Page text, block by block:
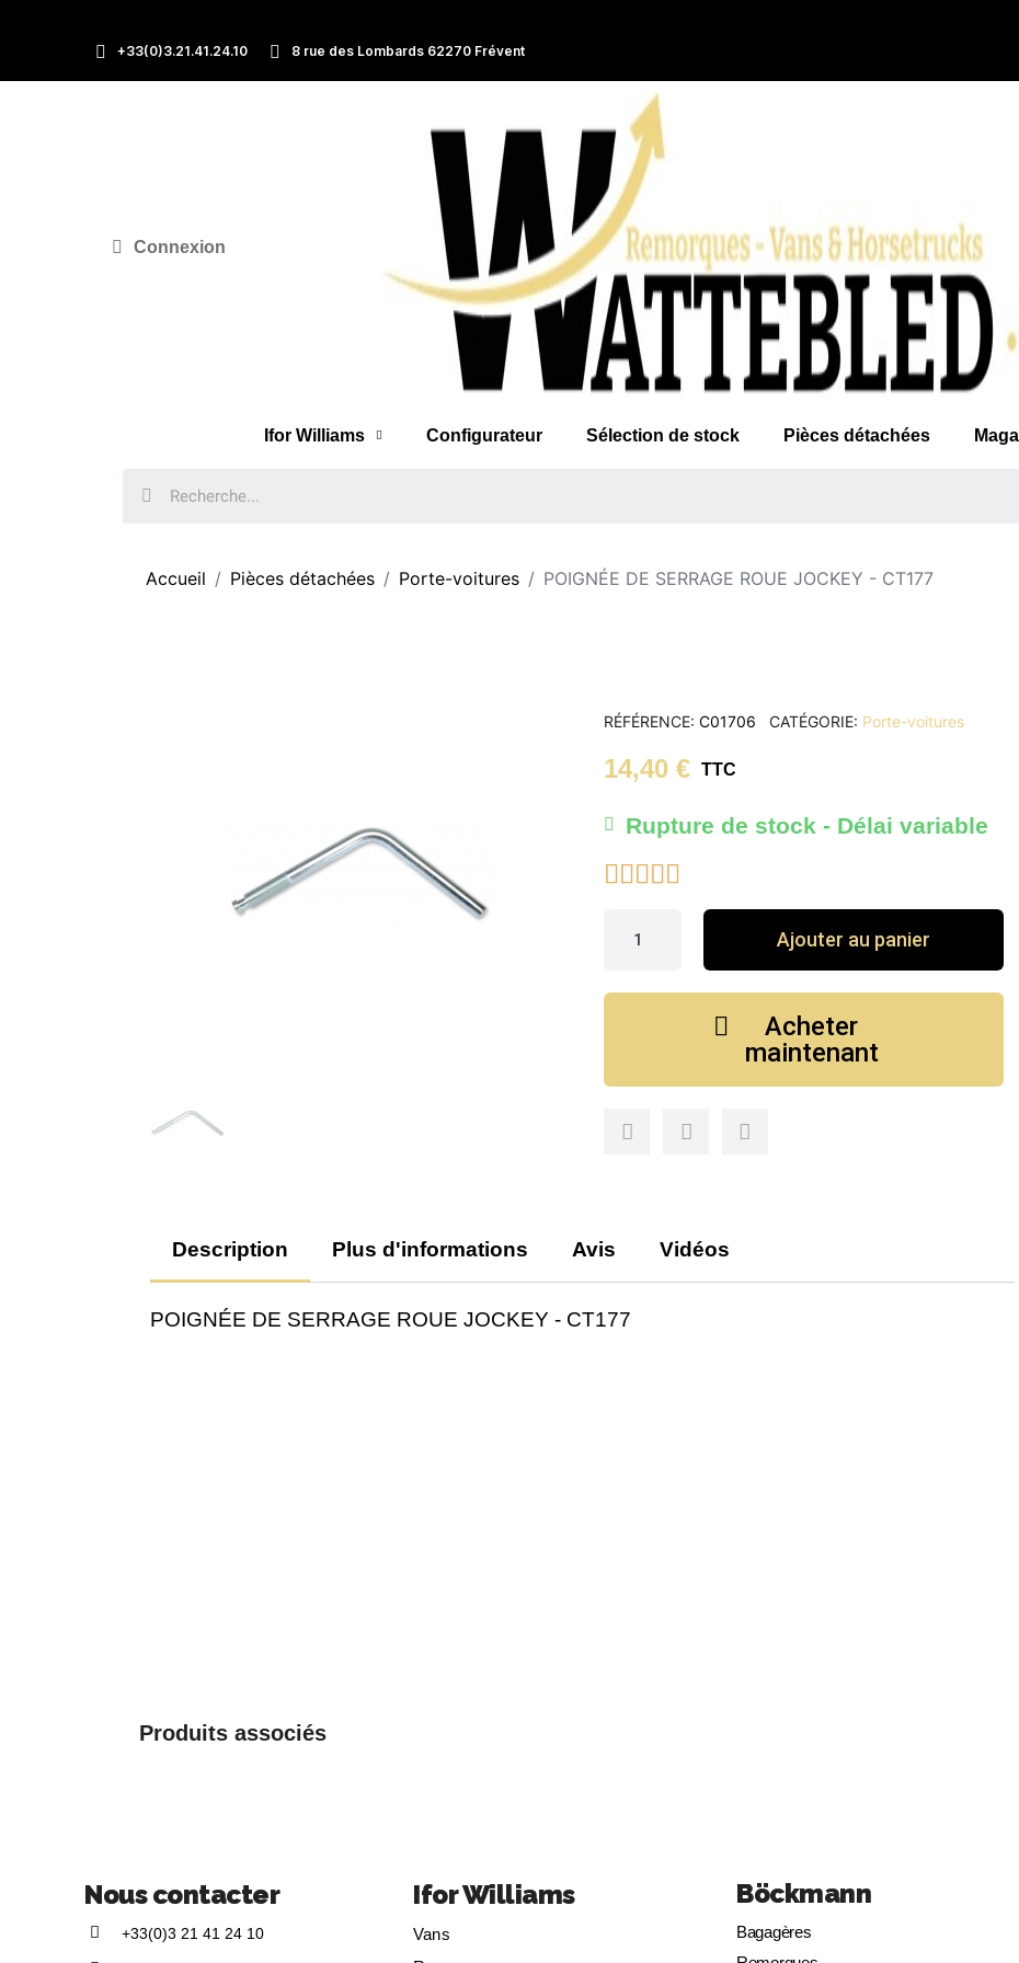
+33(0)3.21.41.24.10 8 rue des Lombards 62270 Frévent
Connexion
Ifor Williams Configurateur Sélection de stock Pièces détachées
Accueil Pièces détachées Porte-voitures POIGNÉE DE SERRAGE ROUE JOCKEY - CT177
RÉFÉRENCE C01706 CATÉGORIE Porte-voitures
14,40 € TTC
Rupture de stock - Délai variable
    
Ajouter au panier
Acheter
maintenant
Description Plus d'informations Avis Vidéos
POIGNÉE DE SERRAGE ROUE JOCKEY - CT177
Produits associés
Nous contacter
+33(0)3 21 41 24 10
Ifor Williams
Vans
Böckmann
Bagagères